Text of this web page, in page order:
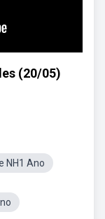
(20/05)
NH1 Ano